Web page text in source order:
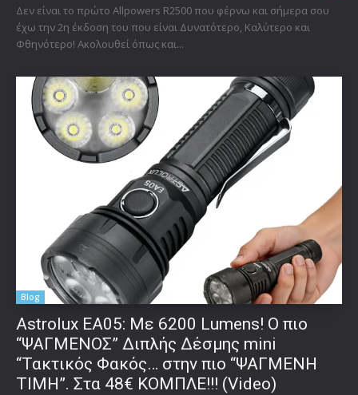
Δεν είναι το πρώτο Allpowers R2500 που φέρνω και σήμερα σου
έχω την 2η έκδοση του που είναι Δυνατότερο, Καλύτερο και
Φθηνότερο! Ακολουθεί όπως και...
Blog
Astrolux ΕΑ05: Με 6200 Lumens! Ο πιο
“ΨΑΓΜΕΝΟΣ” Διπλής Δέσμης mini
“Τακτικός Φακός… στην πιο “ΨΑΓΜΕΝΗ
ΤΙΜΗ”. Στα 48€ ΚΟΜΠΛΕ!!! (Video)